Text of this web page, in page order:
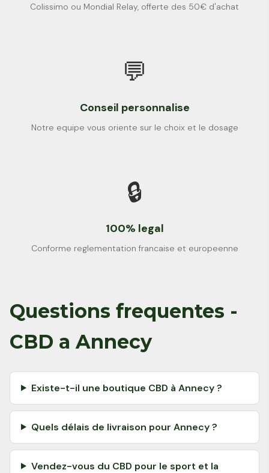
Colissimo ou Mondial Relay, offerte des 50€ d'achat
💬
Conseil personnalise
Notre equipe vous oriente sur le choix et le dosage
🔒
100% legal
Conforme reglementation francaise et europeenne
Questions frequentes -
CBD a Annecy
Existe-t-il une boutique CBD à Annecy ?
Quels délais de livraison pour Annecy ?
Vendez-vous du CBD pour le sport et la